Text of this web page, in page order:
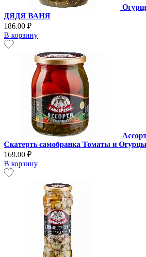
ДЯДЯ ВАНЯ
186.00 ₽
В корзину
Скатерть самобранка Томаты и
169.00 ₽
В корзину